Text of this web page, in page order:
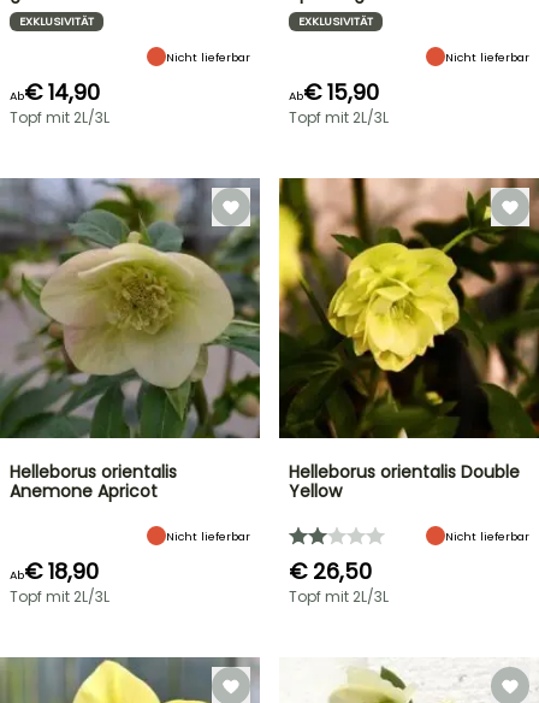
EXKLUSIVITÄT
Nicht lieferbar
Ab€ 14,90
Topf mit 2L/3L
EXKLUSIVITÄT
Nicht lieferbar
Ab€ 15,90
Topf mit 2L/3L
Helleborus orientalis
Anemone Apricot
Nicht lieferbar
Ab€ 18,90
Topf mit 2L/3L
Helleborus orientalis Double
Yellow
Nicht lieferbar
€ 26,50
Topf mit 2L/3L